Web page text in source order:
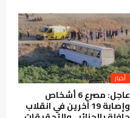
أخبار
عاجل: مصرع 6 أشخاص
وإصابة 19 آخرين في انقلاب